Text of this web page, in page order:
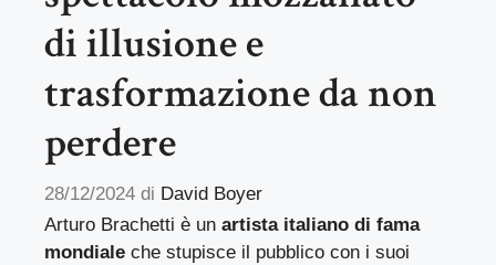
di illusione e
trasformazione da non
perdere
28/12/2024 di David Boyer
Arturo Brachetti è un artista italiano di fama
mondiale che stupisce il pubblico con i suoi